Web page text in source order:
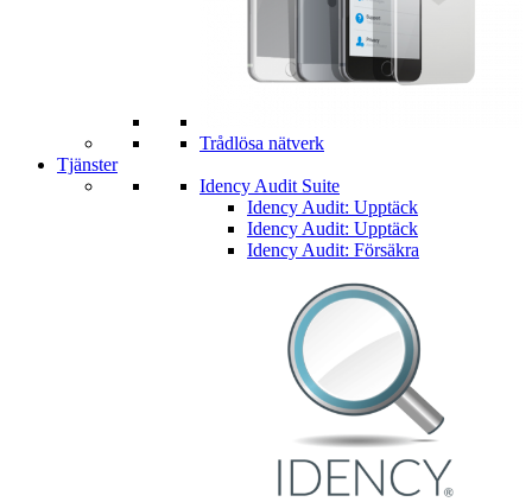
Trådlösa nätverk
Tjänster
Idency Audit Suite
Idency Audit: Upptäck
Idency Audit: Upptäck
Idency Audit: Försäkra